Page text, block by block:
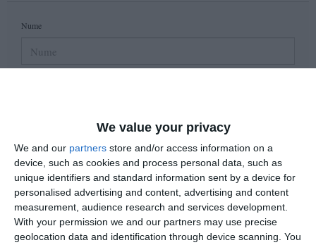
We value your privacy
We and our partners store and/or access information on a
device, such as cookies and process personal data, such as
unique identifiers and standard information sent by a device for
personalised advertising and content, advertising and content
measurement, audience research and services development.
With your permission we and our partners may use precise
geolocation data and identification through device scanning. You
Nume
Comentariu
Am citit si sunt de acord cu regulile de postare .
Acest formular colectează numele, e-mailul şi conținutul mesajului, astfel încât